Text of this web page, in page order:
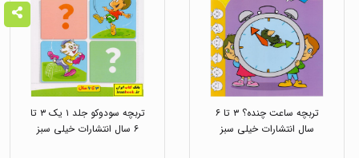
تربچه ساعت چنده؟ ۳ تا ۶
سال انتشارات خیلی سبز
تربچه سودوکو جلد ۱ یک ۳ تا
۶ سال انتشارات خیلی سبز